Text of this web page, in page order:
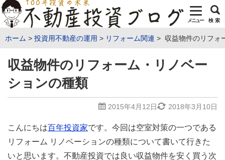
メニュー 検 索
ホーム 投資用不動産の運用 リフォーム関連 収益物件のリフォ
収益物件のリフォーム・リノベー
ションの種類
2015年4月12日 2018年3月10日
こんにちは百年投資家です。今回は空室対策の一つである
リフォーム リノベーションの種類について書いて行きた
いと思います。不動産投資では良い収益物件を安く買う次